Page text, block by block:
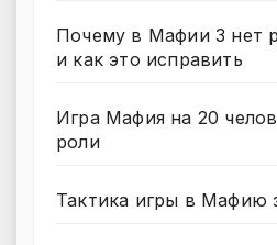
Почему в Мафии 3 нет
и как это исправить
Игра Мафия на 20
роли
Тактика игры в Мафию